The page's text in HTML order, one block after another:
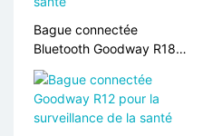
Bague connectée
Bluetooth Goodway R18
pour la surveillance de la
santé